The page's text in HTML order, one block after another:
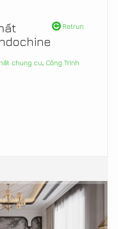
Retrun
chung cư, Công Trình